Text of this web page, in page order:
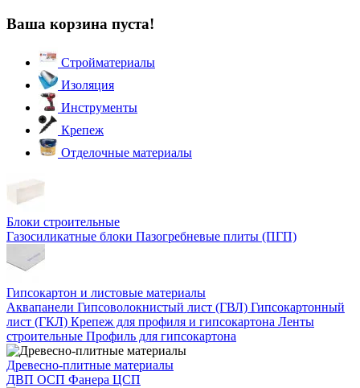
Ваша корзина пуста!
Стройматериалы
Изоляция
Инструменты
Крепеж
Отделочные материалы
Блоки строительные
Газосиликатные блоки Пазогребневые плиты (ПГП)
Гипсокартон и листовые материалы
Аквапанели Гипсоволокнистый лист (ГВЛ) Гипсокартонный
лист (ГКЛ) Крепеж для профиля и гипсокартона Ленты
строительные Профиль для гипсокартона
Древесно-плитные материалы
ДВП ОСП Фанера ЦСП